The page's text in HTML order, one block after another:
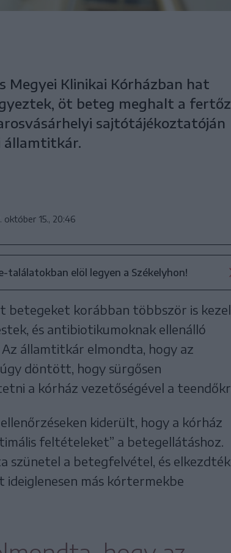
Megyei Klinikai Kórházban hat
öt beteg meghalt a
sajtótájékoztatóján
államtitkár.
október 15., 20:46
találatokban elöl legyen a Székelyhon!
betegeket korábban többször is
és antibiotikumoknak ellenálló
államtitkár elmondta, hogy az
döntött, hogy sürgősen
a kórház vezetőségével a
kiderült, hogy a kórház
feltételeket” a betegellátáshoz.
szünetel a betegfelvétel, és
más kórtermekbe